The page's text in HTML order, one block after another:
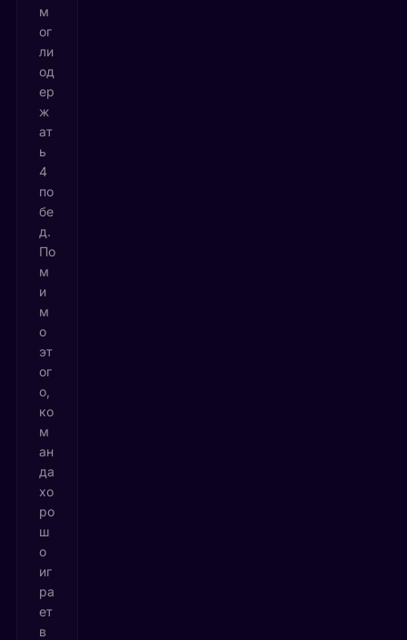
м
ог
ли
од
ер
ж
ат
ь
4
по
бе
д.
По
м
и
м
о
эт
ог
о,
ко
м
ан
да
хо
ро
ш
о
иг
ра
ет
в